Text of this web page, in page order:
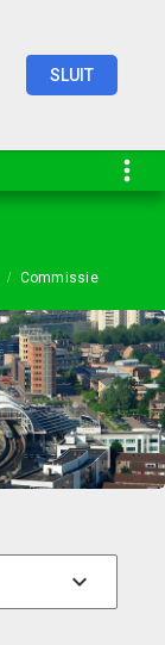
SLUIT
Commissie